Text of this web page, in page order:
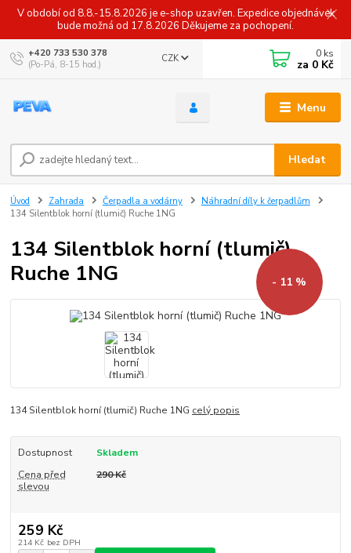
V období od 8.8.-15.8.2026 je e-shop uzavřen. Expedice objednávek
bude možná od 17.8.2026 Děkujeme za pochopení.
Menu
CZK
Hledat
+420 733 530 378
(Po-Pá, 8-15 hod.)
0 ks
za 0 Kč
Úvod Zahrada Čerpadla a vodárny
Náhradní díly k čerpadlům
134 Silentblok horní (tlumič) Ruche 1NG
134 Silentblok horní (tlumič)
Ruche 1NG
- 11 %
134 Silentblok horní (tlumič) Ruche 1NG celý popis
Dostupnost
Skladem
Cena před
slevou
290 Kč
259 Kč
214 Kč bez DPH